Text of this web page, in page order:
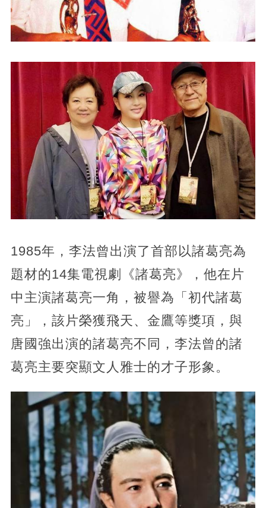
1985年，李法曾出演了首部以諸葛亮為
題材的14集電視劇《諸葛亮》，他在片
中主演諸葛亮一角，被譽為「初代諸葛
亮」，該片榮獲飛天、金鷹等獎項，與
唐國強出演的諸葛亮不同，李法曾的諸
葛亮主要突顯文人雅士的才子形象。